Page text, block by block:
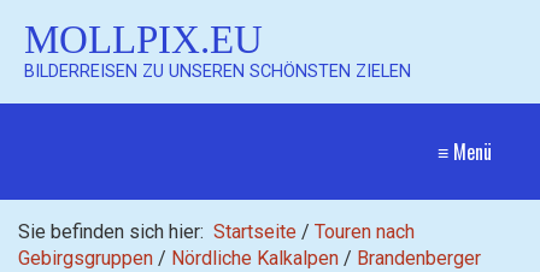
MOLLPIX.EU
BILDERREISEN ZU UNSEREN SCHÖNSTEN ZIELEN
≡ Menü
Sie befinden sich hier: Startseite / Touren nach
Gebirgsgruppen / Nördliche Kalkalpen / Brandenberger